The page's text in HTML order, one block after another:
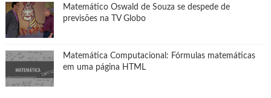
Matemático Oswald de Souza se despede de
previsões na TV Globo
Matemática Computacional: Fórmulas matemáticas
em uma página HTML